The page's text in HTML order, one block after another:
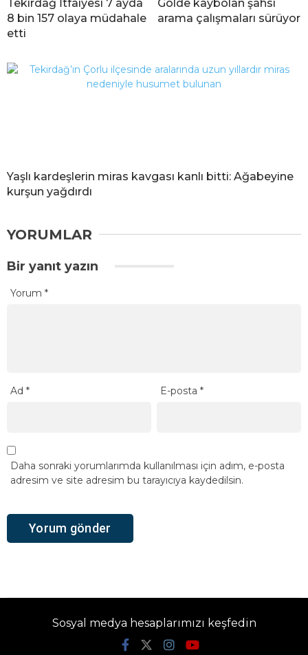
Tekirdağ İtfaiyesi 7 ayda
8 bin 157 olaya müdahale
etti
Gölde kaybolan şahsı
arama çalışmaları sürüyor
Yaşlı kardeşlerin miras kavgası kanlı bitti: Ağabeyine
kurşun yağdırdı
YORUMLAR
Bir yanıt yazın
Yorum *
Ad * E-posta*
Daha sonraki yorumlarımda kullanılması için adım, e-posta
adresim ve site adresim bu tarayıcıya kaydedilsin.
Sosyal medya hesaplarımızı keşfedin